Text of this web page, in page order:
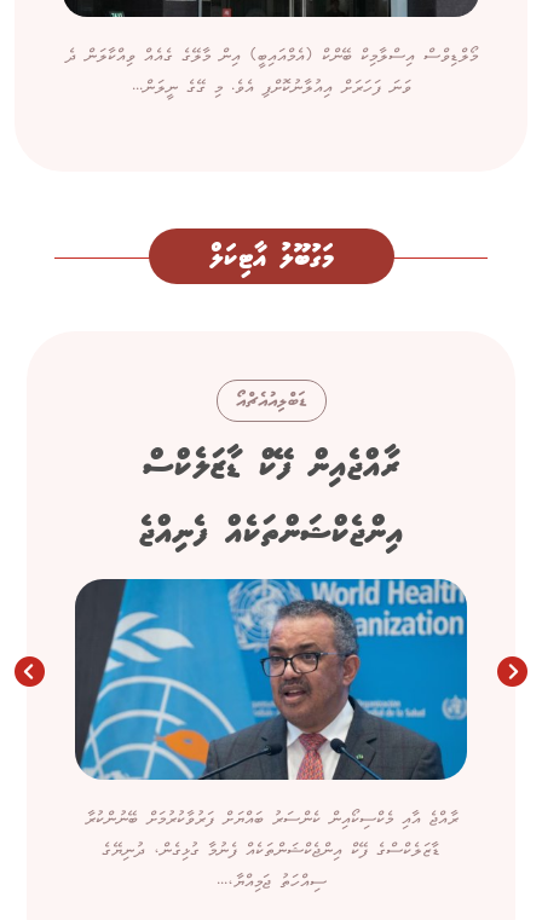
މޯލްޑިވްސް އިސްލާމިކް ބޭންކް (އެމްއައިބީ) އިން މާލޭގެ ގެއެއް ވިއްކާލަން ދެ
ވަނަ ފަހަރަށް އިއުލާނުކޮށްފި އެވެ. މި ގޭގެ ނީލަން...
މަގުބޫލު އާޓިކަލް
ޑަބްލިއުއެޗްއޯ
ރާއްޖެއިން ފޭކް ޑާޒަލެކްސް
އިންޖެކްޝަންތަކެއް ފެނިއްޖެ
ރާއްޖެ އާއި މެކްސިކޯއިން ކެންސަރު ބައްޔަށް ފަރުވާކުރުމަށް ބޭނުންކުރާ
ޑާޒަލެކްސްގެ ފޭކް އިންޖެކްޝަންތަކެއް ފެނުމާ ގުޅިގެން، ދުނިޔޭގެ
ސިއްހަތު ޖަމިއްޔާ،...